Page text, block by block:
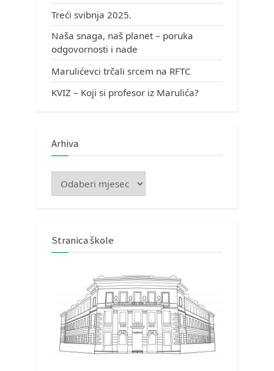
Treći svibnja 2025.
Naša snaga, naš planet – poruka
odgovornosti i nade
Marulićevci trčali srcem na RFTC
KVIZ – Koji si profesor iz Marulića?
Arhiva
Arhiva
Stranica škole